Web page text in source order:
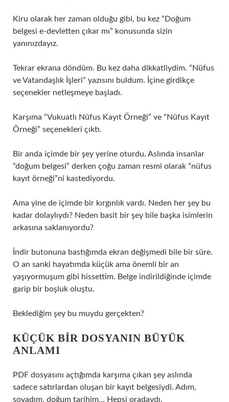
Kiru olarak her zaman olduğu gibi, bu kez “Doğum
belgesi e-devletten çıkar mı” konusunda sizin
yanınızdayız.
Tekrar ekrana döndüm. Bu kez daha dikkatliydim. “Nüfus
ve Vatandaşlık İşleri” yazısını buldum. İçine girdikçe
seçenekler netleşmeye başladı.
Karşıma “Vukuatlı Nüfus Kayıt Örneği” ve “Nüfus Kayıt
Örneği” seçenekleri çıktı.
Bir anda içimde bir şey yerine oturdu. Aslında insanlar
“doğum belgesi” derken çoğu zaman resmi olarak “nüfus
kayıt örneği”ni kastediyordu.
Ama yine de içimde bir kırgınlık vardı. Neden her şey bu
kadar dolaylıydı? Neden basit bir şey bile başka isimlerin
arkasına saklanıyordu?
İndir butonuna bastığımda ekran değişmedi bile bir süre.
O an sanki hayatımda küçük ama önemli bir an
yaşıyormuşum gibi hissettim. Belge indirildiğinde içimde
garip bir boşluk oluştu.
Beklediğim şey bu muydu gerçekten?
KÜÇÜK BIR DOSYANIN BÜYÜK
ANLAMI
PDF dosyasını açtığımda karşıma çıkan şey aslında
sadece satırlardan oluşan bir kayıt belgesiydi. Adım,
soyadım, doğum tarihim… Hepsi oradaydı.